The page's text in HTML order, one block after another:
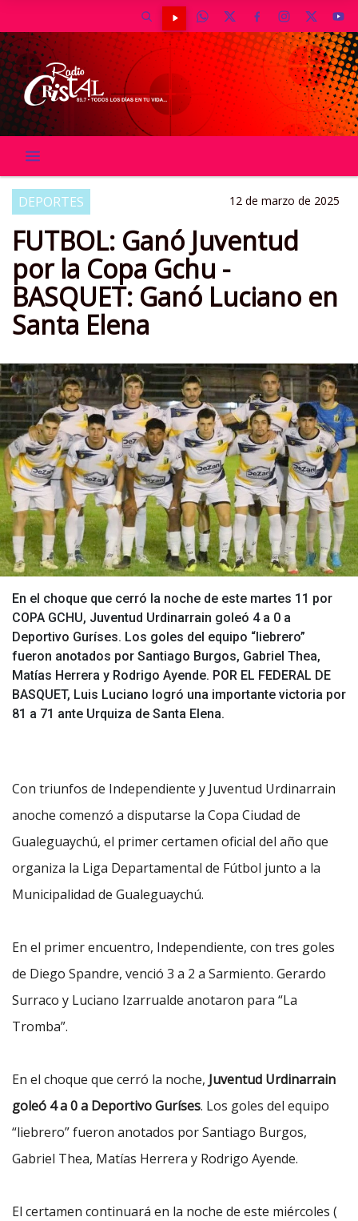
DEPORTES 12 de marzo de 2025
FUTBOL: Ganó Juventud
por la Copa Gchu -
BASQUET: Ganó Luciano en
Santa Elena
En el choque que cerró la noche de este martes 11 por
COPA GCHU, Juventud Urdinarrain goleó 4 a 0 a
Deportivo Guríses. Los goles del equipo “liebrero”
fueron anotados por Santiago Burgos, Gabriel Thea,
Matías Herrera y Rodrigo Ayende. POR EL FEDERAL DE
BASQUET, Luis Luciano logró una importante victoria por
81 a 71 ante Urquiza de Santa Elena.
Con triunfos de Independiente y Juventud Urdinarrain
anoche comenzó a disputarse la Copa Ciudad de
Gualeguaychú, el primer certamen oficial del año que
organiza la Liga Departamental de Fútbol junto a la
Municipalidad de Gualeguaychú.
En el primer encuentro, Independiente, con tres goles
de Diego Spandre, venció 3 a 2 a Sarmiento. Gerardo
Surraco y Luciano Izarrualde anotaron para “La
Tromba”.
En el choque que cerró la noche, Juventud Urdinarrain
goleó 4 a 0 a Deportivo Guríses. Los goles del equipo
“liebrero” fueron anotados por Santiago Burgos,
Gabriel Thea, Matías Herrera y Rodrigo Ayende.
El certamen continuará en la noche de este miércoles (